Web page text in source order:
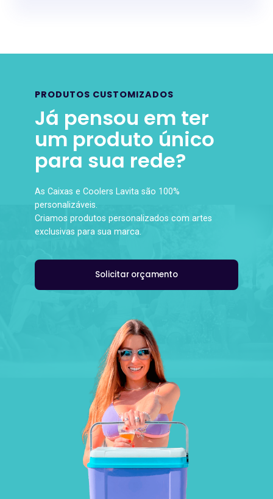
PRODUTOS CUSTOMIZADOS
Já pensou em ter
um produto único
para sua rede?
As Caixas e Coolers Lavita são 100%
personalizáveis.
Criamos produtos personalizados com artes
exclusivas para sua marca.
Solicitar orçamento